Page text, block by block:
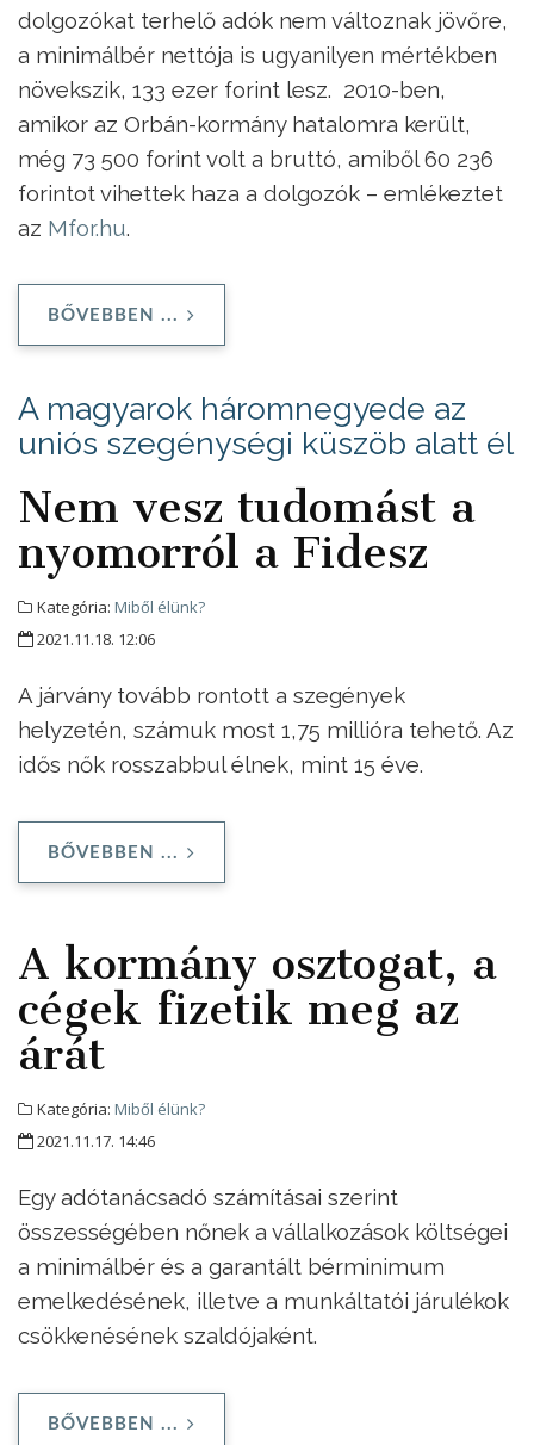
dolgozókat terhelő adók nem változnak jövőre,
a minimálbér nettója is ugyanilyen mértékben
növekszik, 133 ezer forint lesz. 2010-ben,
amikor az Orbán-kormány hatalomra került,
még 73 500 forint volt a bruttó, amiből 60 236
forintot vihettek haza a dolgozók – emlékeztet
az Mfor.hu.
BŐVEBBEN ...
A magyarok háromnegyede az
uniós szegénységi küszöb alatt él
Nem vesz tudomást a
nyomorról a Fidesz
Kategória: Miből élünk?
2021.11.18. 12:06
A járvány tovább rontott a szegények
helyzetén, számuk most 1,75 millióra tehető. Az
idős nők rosszabbul élnek, mint 15 éve.
BŐVEBBEN ...
A kormány osztogat, a
cégek fizetik meg az
árát
Kategória: Miből élünk?
2021.11.17. 14:46
Egy adótanácsadó számításai szerint
összességében nőnek a vállalkozások költségei
a minimálbér és a garantált bérminimum
emelkedésének, illetve a munkáltatói járulékok
csökkenésének szaldójaként.
BŐVEBBEN ...